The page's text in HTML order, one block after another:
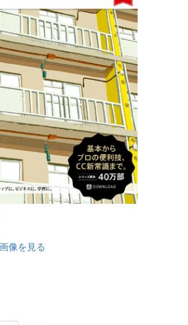
像を見る